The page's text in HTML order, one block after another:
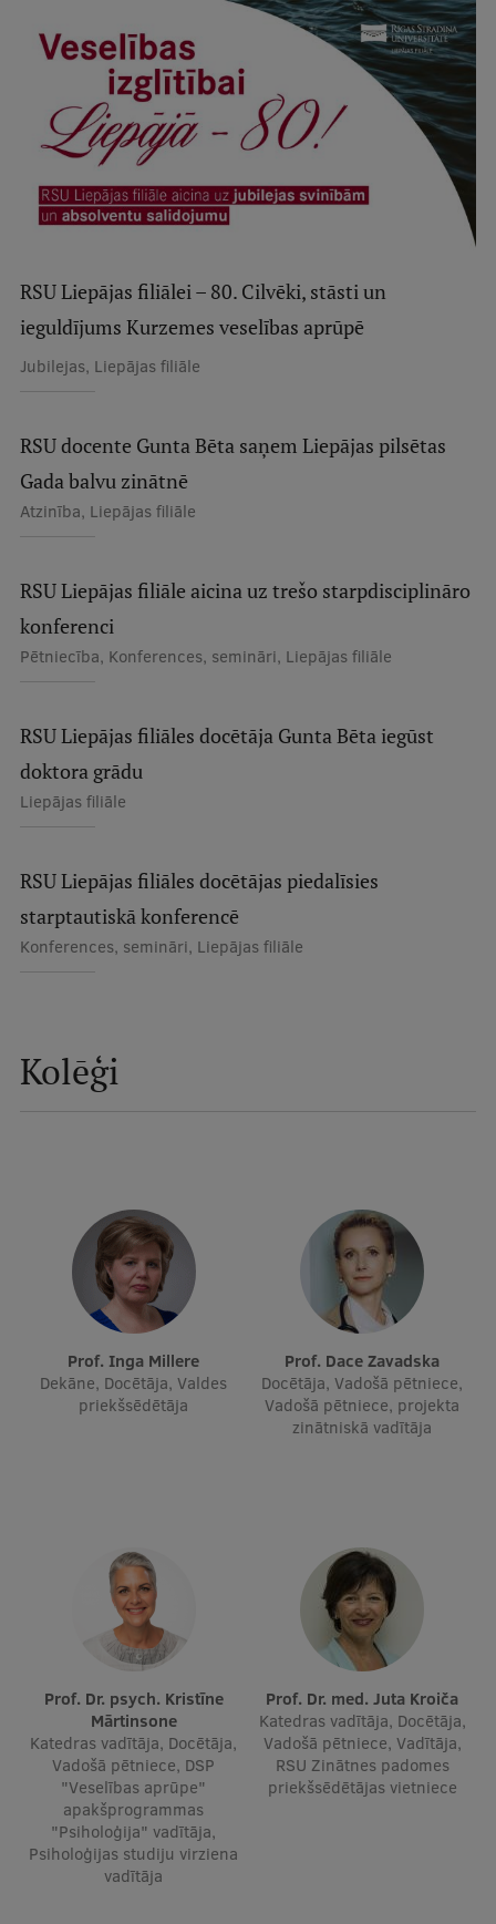
Studiju norises vietas
Fakultātes
Mūsu cilvēki
Stratēģija
Struktūra
Identitāte
RSU fonds
Aula
Projekti
Virtuālā tūre
Ilgtspējīga attīstība
Dati par 2025. gadu
Suvenīri un grāmatas
Ētikas un līdztiesības mācības
Profesionālās pilnveides kursi
Kvalifikācijas atbilstības pārbaude
Pētniecība
Zinātniskie institūti un laboratorijas
Pētniecības platformas
Doktorantūras skola
Pētniecības pakalpojumi
Pētniecības projekti
Zinātnieku brokastis
Vertikāli integrētie projekti
Zinātniskās konferences
Inovāciju centrs
RSU Liepājas filiālei – 80. Cilvēki, stāsti un
ieguldījums Kurzemes veselības aprūpē
Jubilejas, Liepājas filiāle
RSU docente Gunta Bēta saņem Liepājas pilsētas
Gada balvu zinātnē
Atzinība, Liepājas filiāle
RSU Liepājas filiāle aicina uz trešo starpdisciplināro
konferenci
Pētniecība, Konferences, semināri, Liepājas filiāle
RSU Liepājas filiāles docētāja Gunta Bēta iegūst
doktora grādu
Liepājas filiāle
RSU Liepājas filiāles docētājas piedalīsies
starptautiskā konferencē
Konferences, semināri, Liepājas filiāle
Kolēģi
Prof. Inga Millere
Dekāne, Docētāja, Valdes
priekšsēdētāja
Prof. Dace Zavadska
Docētāja, Vadošā pētniece,
Vadošā pētniece, projekta
zinātniskā vadītāja
Prof. Dr. psych. Kristīne
Mārtinsone
Katedras vadītāja, Docētāja,
Vadošā pētniece, DSP
"Veselības aprūpe"
apakšprogrammas
"Psiholoģija" vadītāja,
Psiholoģijas studiju virziena
vadītāja
Prof. Dr. med. Juta Kroiča
Katedras vadītāja, Docētāja,
Vadošā pētniece, Vadītāja,
RSU Zinātnes padomes
priekšsēdētājas vietniece